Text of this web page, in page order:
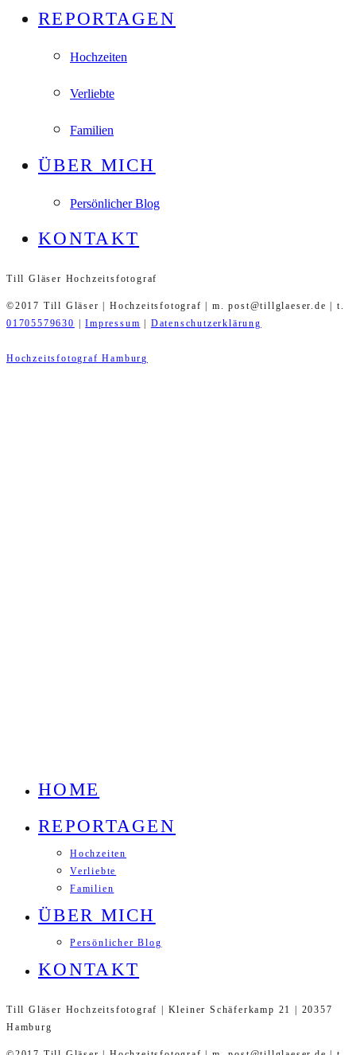
REPORTAGEN
Hochzeiten
Verliebte
Familien
ÜBER MICH
Persönlicher Blog
KONTAKT
Till Gläser Hochzeitsfotograf
©2017 Till Gläser | Hochzeitsfotograf | m. post@tillglaeser.de | t.
01705579630
|Impressum Datenschutzerklärung
Hochzeitsfotograf Hamburg
HOME
REPORTAGEN
Hochzeiten
Verliebte
Familien
ÜBER MICH
Persönlicher Blog
KONTAKT
Till Gläser Hochzeitsfotograf | Kleiner Schäferkamp 21 | 20357
Hamburg